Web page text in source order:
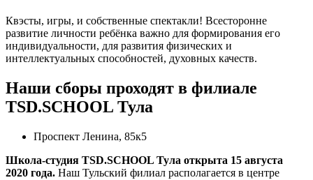
Квэсты, игры, и собственные спектакли! Всесторонне
развитие личности ребёнка важно для формирования его
индивидуальности, для развития физических и
интеллектуальных способностей, духовных качеств.
Наши сборы проходят в филиале
TSD.SCHOOL Тула
Проспект Ленина, 85к5
Школа-студия TSD.SCHOOL Тула открыта 15 августа
2020 года. Наш Тульский филиал располагается в центре